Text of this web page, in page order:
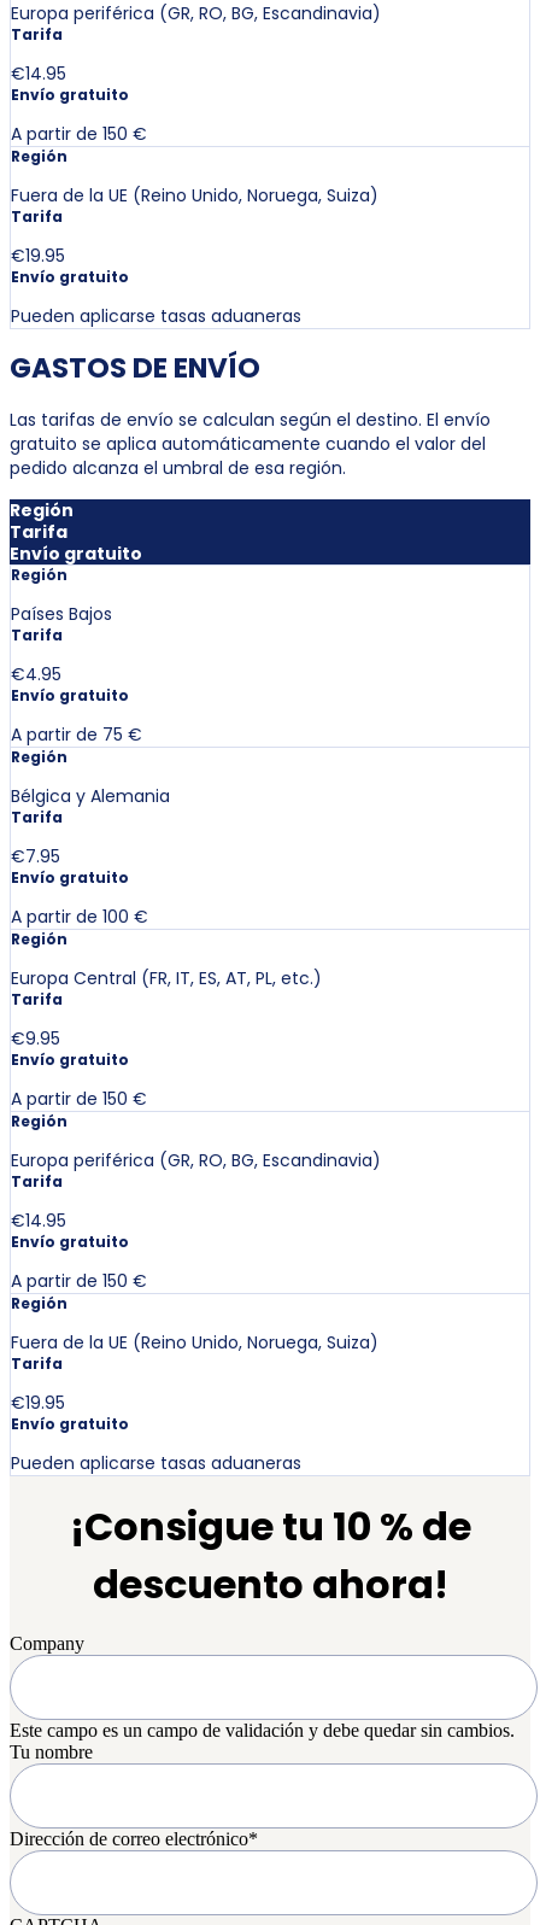
Europa periférica (GR, RO, BG, Escandinavia)
Tarifa
€14.95
Envío gratuito
A partir de 150 €
Región
Fuera de la UE (Reino Unido, Noruega, Suiza)
Tarifa
€19.95
Envío gratuito
Pueden aplicarse tasas aduaneras
GASTOS DE ENVÍO
Las tarifas de envío se calculan según el destino. El envío
gratuito se aplica automáticamente cuando el valor del
pedido alcanza el umbral de esa región.
Región
Tarifa
Envío gratuito
Región
Países Bajos
Tarifa
€4.95
Envío gratuito
A partir de 75 €
Región
Bélgica y Alemania
Tarifa
€7.95
Envío gratuito
A partir de 100 €
Región
Europa Central (FR, IT, ES, AT, PL, etc.)
Tarifa
€9.95
Envío gratuito
A partir de 150 €
Región
Europa periférica (GR, RO, BG, Escandinavia)
Tarifa
€14.95
Envío gratuito
A partir de 150 €
Región
Fuera de la UE (Reino Unido, Noruega, Suiza)
Tarifa
€19.95
Envío gratuito
Pueden aplicarse tasas aduaneras
¡Consigue tu 10 % de
descuento ahora!
Company
Este campo es un campo de validación y debe quedar sin cambios.
Tu nombre
Dirección de correo electrónico*